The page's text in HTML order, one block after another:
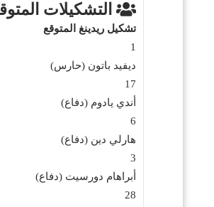
التشكيلات
تشكيل ريدينغ المتوقع
1
ديفيد باتون (حارس)
17
أندي يادوم (دفاع)
6
هارلي دين (دفاع)
3
أبراهام دورسيت (دفاع)
28